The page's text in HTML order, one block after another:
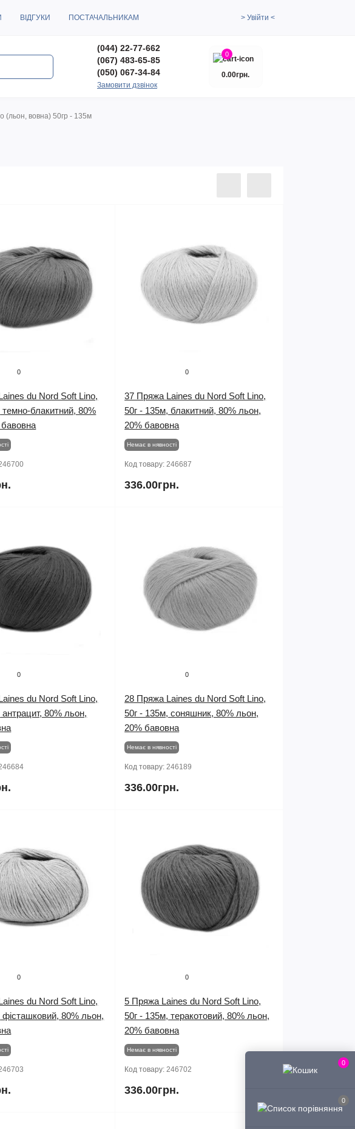
0
0
ВІДГУКИ ПОСТАЧАЛЬНИКАМ > Увійти <
(044) 22-77-662
(067) 483-65-85
(050) 067-34-84
Замовити дзвінок
0
0.00грн.
(льон, вовна) 50гр - 135м
0
du Nord Soft Lino,
темно-блакитний, 80%
0
37 Пряжа Laines du Nord Soft Lino,
50г - 135м, блакитний, 80% льон,
20% бавовна
Немає в нявності
Код товару:246687
336.00грн.
0
du Nord Soft Lino,
80% льон,
0
28 Пряжа Laines du Nord Soft Lino,
50г - 135м, соняшник, 80% льон,
20% бавовна
Немає в нявності
Код товару:246189
336.00грн.
0
du Nord Soft Lino,
фісташковий, 80% льон,
0
5 Пряжа Laines du Nord Soft Lino,
50г - 135м, теракотовий, 80% льон,
20% бавовна
Немає в нявності
Код товару:246702
336.00грн.